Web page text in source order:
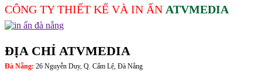
CÔNG TY THIẾT KẾ VÀ IN ẤN ATVMEDIA
ĐỊA CHỈ ATVMEDIA
Đà Nẵng: 26 Nguyễn Duy, Q. Cẩm Lệ, Đà Nẵng